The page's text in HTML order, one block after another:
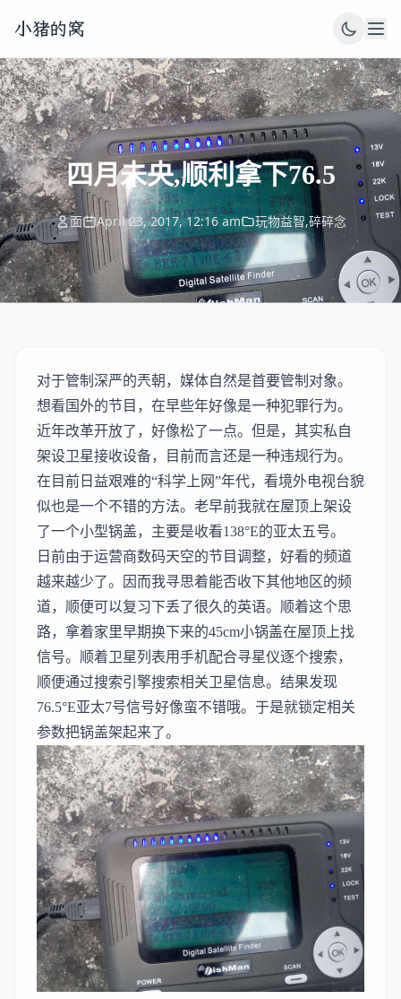
小猪的窝
四月未央,顺利拿下76.5
面 April 23, 2017, 12:16 am 玩物益智,碎碎念
对于管制深严的兲朝，媒体自然是首要管制对象。
想看国外的节目，在早些年好像是一种犯罪行为。
近年改革开放了，好像松了一点。但是，其实私自
架设卫星接收设备，目前而言还是一种违规行为。
在目前日益艰难的“科学上网”年代，看境外电视台貌
似也是一个不错的方法。老早前我就在屋顶上架设
了一个小型锅盖，主要是收看138°E的亚太五号。
日前由于运营商数码天空的节目调整，好看的频道
越来越少了。因而我寻思着能否收下其他地区的频
道，顺便可以复习下丢了很久的英语。顺着这个思
路，拿着家里早期换下来的45cm小锅盖在屋顶上找
信号。顺着卫星列表用手机配合寻星仪逐个搜索，
顺便通过搜索引擎搜索相关卫星信息。结果发现
76.5°E亚太7号信号好像蛮不错哦。于是就锁定相关
参数把锅盖架起来了。